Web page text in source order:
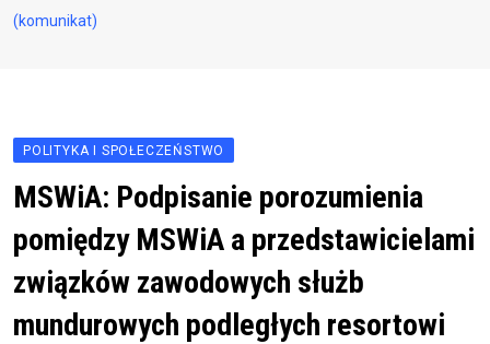
Nauka i technologie
(komunikat)
POLITYKA I SPOŁECZEŃSTWO
MSWiA: Podpisanie porozumienia
pomiędzy MSWiA a przedstawicielami
związków zawodowych służb
mundurowych podległych resortowi